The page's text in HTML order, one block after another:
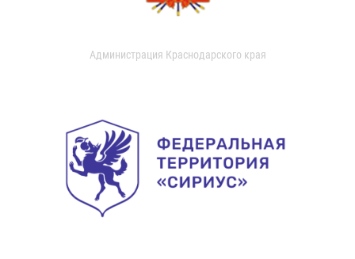
Администрация Краснодарского края